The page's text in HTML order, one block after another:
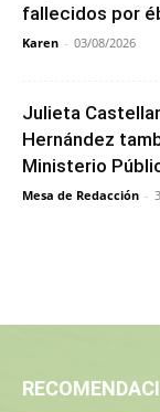
fallecidos por
Karen - 03/08/2026
Julieta
Hernández
Ministerio
Mesa de Redacción -